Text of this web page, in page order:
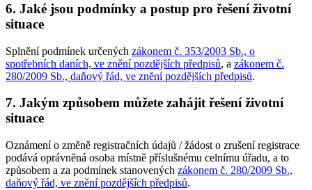
6. Jaké jsou podmínky a postup pro řešení životní
situace
Splnění podmínek určených zákonem č. 353/2003 Sb., o
spotřebních daních, ve znění pozdějších předpisů, a zákonem č.
280/2009 Sb., daňový řád, ve znění pozdějších předpisů.
7. Jakým způsobem můžete zahájit řešení životní
situace
Oznámení o změně registračních údajů / žádost o zrušení registrace
podává oprávněná osoba místně příslušnému celnímu úřadu, a to
způsobem a za podmínek stanovených zákonem č. 280/2009 Sb.,
daňový řád, ve znění pozdějších předpisů.